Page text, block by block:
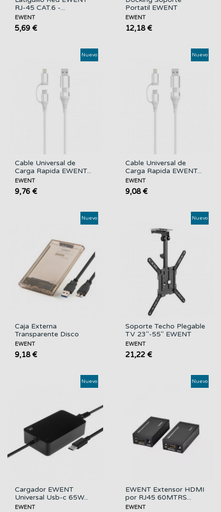
RJ-45 CAT.6 -...
EWENT
5,69 €
Portatil EWENT
EWENT
12,18 €
Cable Universal de
Carga Rapida EWENT...
EWENT
9,76 €
Nuevo
Cable Universal de
Carga Rapida EWENT...
EWENT
9,08 €
Nuevo
Caja Externa
Transparente Disco
Duro...
EWENT
9,18 €
Nuevo
Soporte Techo Plegable
TV 23"-55" EWENT
EWENT
21,22 €
Nuevo
Cargador EWENT
Universal Usb-c 65W...
EWENT
Nuevo
EWENT Extensor HDMI
por RJ45 60MTRS...
EWENT
Nuevo